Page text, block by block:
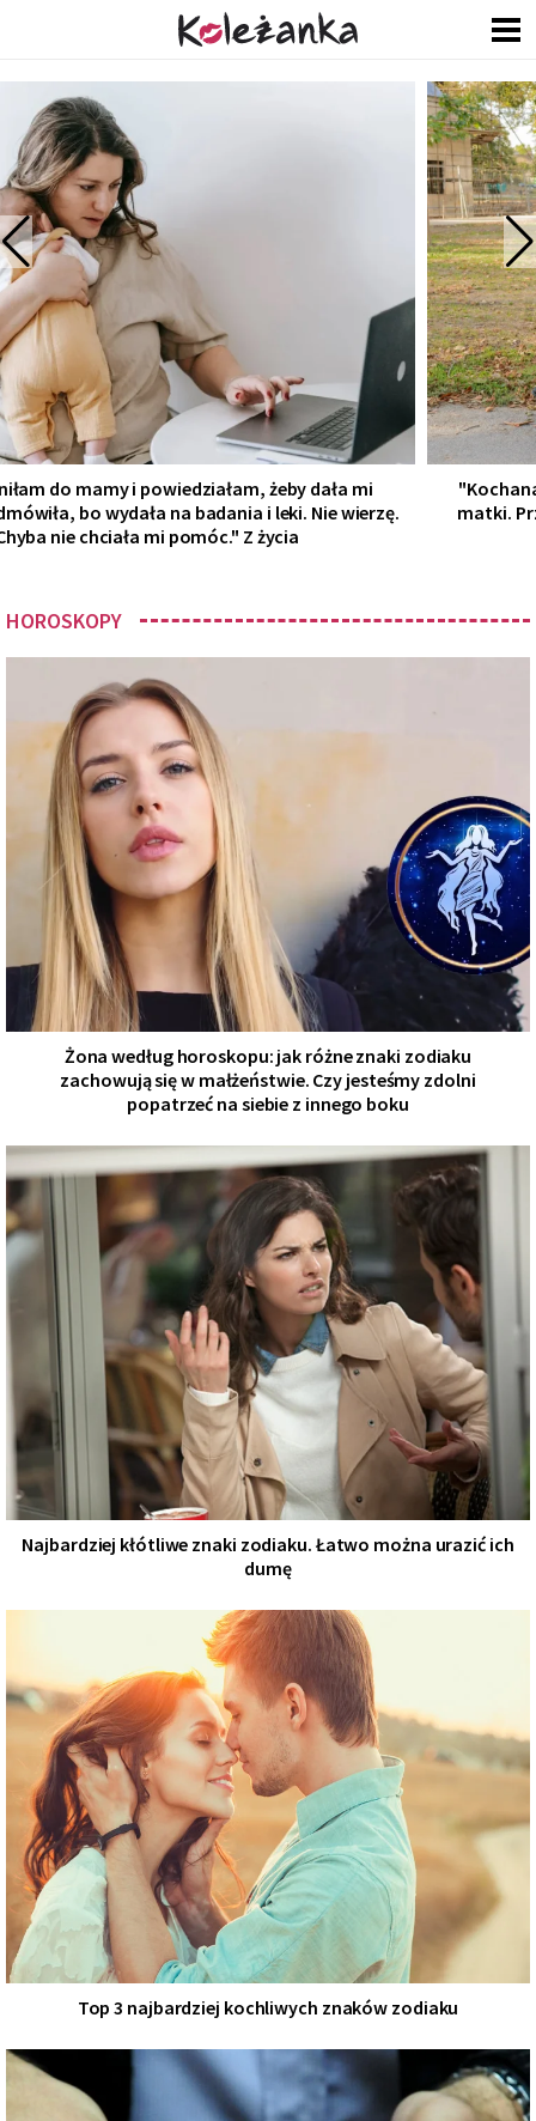
"Kochana, nigdy Ci nie mówiłem, ale to mieszkanie mojej
matki. Przekazała mi je, ale prawnie wszystko jest jej. Jak
mogę nie wpuścić jej." Z życia
HOROSKOPY
Żona według horoskopu: jak różne znaki zodiaku
zachowują się w małżeństwie. Czy jesteśmy zdolni
popatrzeć na siebie z innego boku
Najbardziej kłótliwe znaki zodiaku. Łatwo można urazić ich
dumę
Top 3 najbardziej kochliwych znaków zodiaku